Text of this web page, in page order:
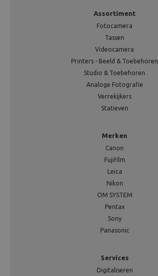
Assortiment
Fotocamera
Tassen
Videocamera
Printers - Beeld & Toebehoren
Studio & Toebehoren
Analoge Fotografie
Verrekijkers
Statieven
Merken
Canon
Fujifilm
Leica
Nikon
OM SYSTEM
Pentax
Sony
Panasonic
Services
Digitaliseren